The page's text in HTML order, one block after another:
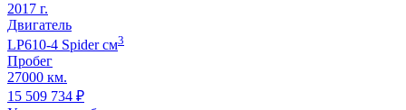
2017 г.
Двигатель
LP610-4 Spidercм3
Пробег
27000 км.
15 509 734 ₽